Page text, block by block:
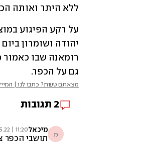
ללא היתר ואותה
גם על הכפר.
מצאתם טעות? כתבו לנו |
2 תגובות
מ מיכאל11:20 | 27.05.22
תושבי הכפר